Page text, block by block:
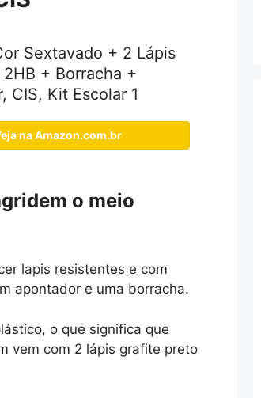
Sextavado + 2 Lápis
+ Borracha +
CIS, Kit Escolar 1
na Amazon.com.br
o meio
lapis resistentes e com
apontador e uma borracha.
o que significa que
vem com 2 lápis grafite preto